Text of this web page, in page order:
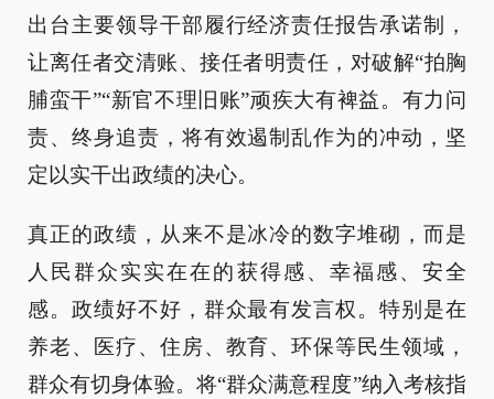
出台主要领导干部履行经济责任报告承诺制，
让离任者交清账、接任者明责任，对破解“拍胸
脯蛮干”“新官不理旧账”顽疾大有裨益。有力问
责、终身追责，将有效遏制乱作为的冲动，坚
定以实干出政绩的决心。
真正的政绩，从来不是冰冷的数字堆砌，而是
人民群众实实在在的获得感、幸福感、安全
感。政绩好不好，群众最有发言权。特别是在
养老、医疗、住房、教育、环保等民生领域，
群众有切身体验。将“群众满意程度”纳入考核指